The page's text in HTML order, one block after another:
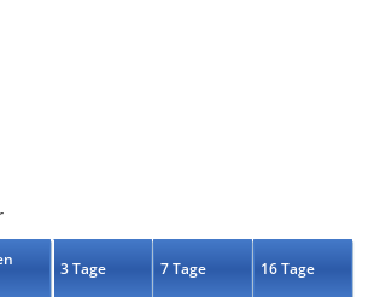
3 Tage 7 Tage 16 Tage